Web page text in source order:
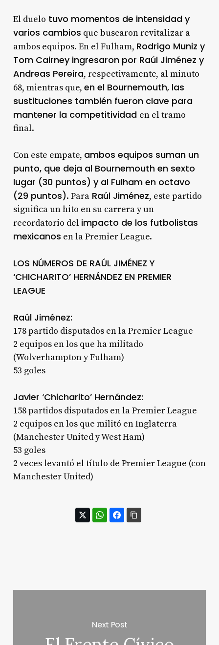
El duelo tuvo momentos de intensidad y
varios cambios que buscaron revitalizar a
ambos equipos. En el Fulham, Rodrigo Muniz y
Tom Cairney ingresaron por Raúl Jiménez y
Andreas Pereira, respectivamente, al minuto
68, mientras que, en el Bournemouth, las
sustituciones también fueron clave para
mantener la competitividad en el tramo
final.
Con este empate, ambos equipos suman un
punto, que deja al Bournemouth en sexto
lugar (30 puntos) y al Fulham en octavo
(29 puntos). ParaRaúl Jiménez, este partido
significa un hito en su carrera y un
recordatorio del impacto de los futbolistas
mexicanos en la Premier League.
LOS NÚMEROS DE RAÚL JIMÉNEZ Y
‘CHICHARITO’ HERNÁNDEZ EN PREMIER
LEAGUE
Raúl Jiménez:
178 partido disputados en la Premier League
2 equipos en los que ha militado
(Wolverhampton y Fulham)
53 goles
Javier ‘Chicharito’ Hernández:
158 partidos disputados en la Premier League
2 equipos en los que militó en Inglaterra
(Manchester United y West Ham)
53 goles
2 veces levantó el título de Premier League (con
Manchester United)
Next Post